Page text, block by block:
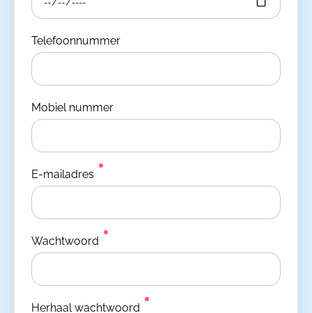
Telefoonnummer
Mobiel nummer
E-mailadres
Wachtwoord
Herhaal wachtwoord